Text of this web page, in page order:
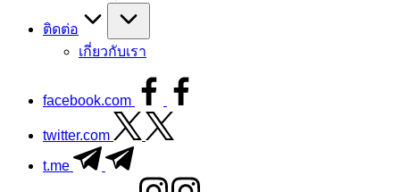
ติดต่อ
เกี่ยวกับเรา
facebook.com
twitter.com
t.me